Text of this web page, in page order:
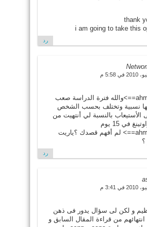
thank
i am going to take this
رد
ahmad sultan==>والله فترة الدراسة صعب
نسبية وتختلف بحسب الشخص
الأستيعاب بالنسبة لي أنتهيت من
في 15 يوم
ahmad samer==> لم أفهم قصدك ؟ياريت
؟
رد
و لكن لى سؤال يدور فى ذهن
انتهائهم من قراءة المقال السابق و